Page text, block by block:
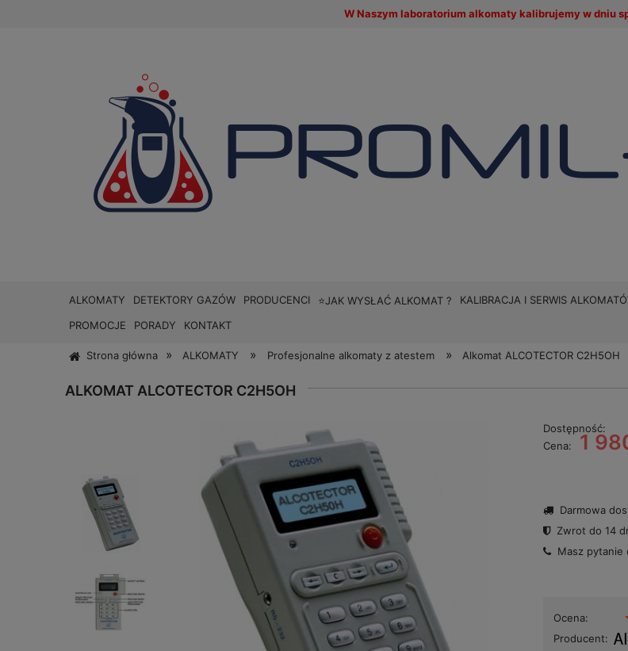
W Naszym laboratorium alkomaty kalibrujemy w dniu
ALKOMATY DETEKTORY GAZÓW PRODUCENCI ⭐JAK WYSŁAĆ ALKOMAT ? KALIBRACJA I SERWIS
PROMOCJE
PORADY KONTAKT
Strona główna » ALKOMATY » Profesjonalne alkomaty z atestem » Alkomat ALCOTECTOR C2H5OH
ALKOMAT ALCOTECTOR C2H5OH
Dostępność:
Cena:
1
Darmowa
Zwrot do 14
Masz pytanie
Ocena:
Producent: